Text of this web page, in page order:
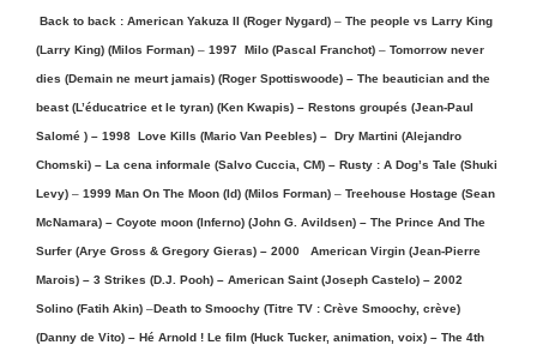
Back to back : American Yakuza II (Roger Nygard) – The people vs Larry King
(Larry King) (Milos Forman) – 1997 Milo (Pascal Franchot) – Tomorrow never
dies (Demain ne meurt jamais) (Roger Spottiswoode) – The beautician and the
beast (L’éducatrice et le tyran) (Ken Kwapis) – Restons groupés (Jean-Paul
Salomé ) – 1998 Love Kills (Mario Van Peebles) – Dry Martini (Alejandro
Chomski) – La cena informale (Salvo Cuccia, CM) – Rusty : A Dog’s Tale (Shuki
Levy) – 1999 Man On The Moon (Id) (Milos Forman) – Treehouse Hostage (Sean
McNamara) – Coyote moon (Inferno) (John G. Avildsen) – The Prince And The
Surfer (Arye Gross & Gregory Gieras) – 2000 American Virgin (Jean-Pierre
Marois) – 3 Strikes (D.J. Pooh) – American Saint (Joseph Castelo) – 2002
Solino (Fatih Akin) –Death to Smoochy (Titre TV : Crève Smoochy, crève)
(Danny de Vito) – Hé Arnold ! Le film (Huck Tucker, animation, voix) – The 4th